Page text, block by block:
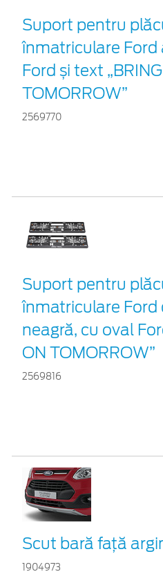
Suport pentru
înmatriculare Ford
Ford și text
TOMORROW”
2569770
Suport pentru
înmatriculare Ford
neagră, cu oval
ON TOMORROW”
2569816
Scut bară faţă
1904973